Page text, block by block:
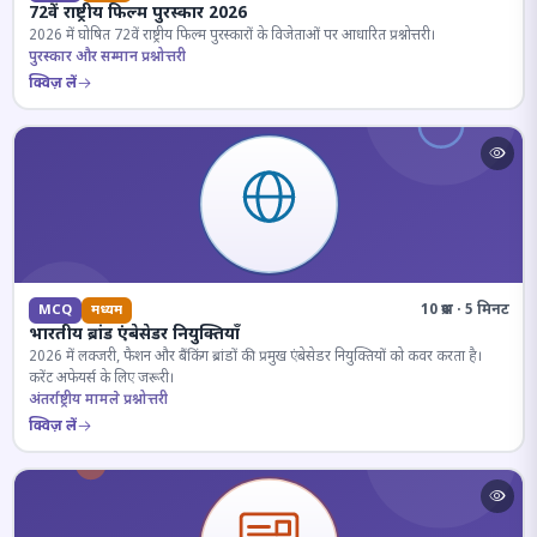
72वें राष्ट्रीय फिल्म पुरस्कार 2026
2026 में घोषित 72वें राष्ट्रीय फिल्म पुरस्कारों के विजेताओं पर आधारित प्रश्नोत्तरी।
पुरस्कार और सम्मान प्रश्नोत्तरी
क्विज़ लें
MCQ मध्यम 10 प्रश्न · 5 मिनट
भारतीय ब्रांड एंबेसेडर नियुक्तियाँ
2026 में लक्जरी, फैशन और बैंकिंग ब्रांडों की प्रमुख एंबेसेडर नियुक्तियों को कवर करता है।
करेंट अफेयर्स के लिए जरूरी।
अंतर्राष्ट्रीय मामले प्रश्नोत्तरी
क्विज़ लें